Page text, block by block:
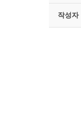
작성자